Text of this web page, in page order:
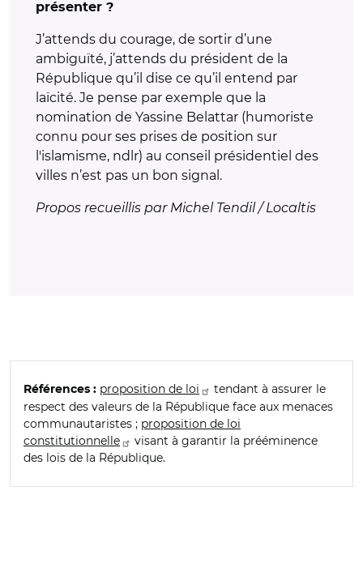
présenter ?
J’attends du courage, de sortir d’une
ambiguïté, j’attends du président de la
République qu’il dise ce qu’il entend par
laïcité. Je pense par exemple que la
nomination de Yassine Belattar (humoriste
connu pour ses prises de position sur
l'islamisme, ndlr) au conseil présidentiel des
villes n’est pas un bon signal.
Propos recueillis par Michel Tendil / Localtis
Références : proposition de loi
tendant à assurer le
respect des valeurs de la République face aux menaces
communautaristes ; proposition de loi
constitutionnelle
visant à garantir la prééminence
des lois de la République.